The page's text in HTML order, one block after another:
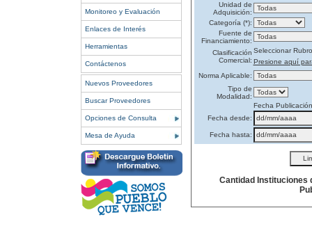
Monitoreo y Evaluación
Enlaces de Interés
Herramientas
Contáctenos
Nuevos Proveedores
Buscar Proveedores
Opciones de Consulta
Mesa de Ayuda
Unidad de
Adquisición:
Categoría (*):
Fuente de
Financiamiento:
Clasificación
Comercial:
Seleccionar Rubro
Presione aquí
Norma Aplicable:
Tipo de
Modalidad:
Fecha Publicación
Fecha desde:
Fecha hasta:
Cantidad Instituciones